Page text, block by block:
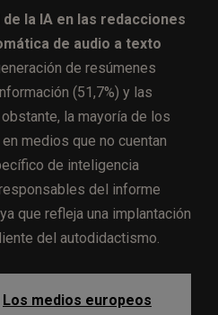
la IA en las redacciones
de audio a texto
de resúmenes
(51,7%) y las
la mayoría de los
medios que no cuentan
de inteligencia
del informe
que refleja una implantación
del autodidactismo.
Los medios europeos